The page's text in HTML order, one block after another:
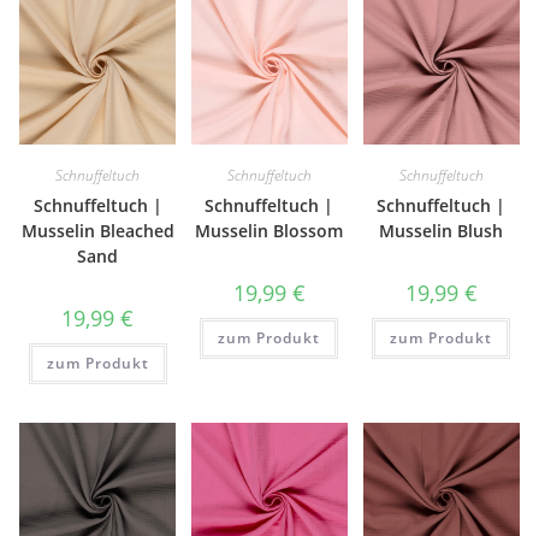
Schnuffeltuch
Schnuffeltuch |
Musselin Bleached
Sand
19,99€
zum Produkt
Schnuffeltuch
Schnuffeltuch |
Musselin Blossom
19,99 €
zum Produkt
Schnuffeltuch
Schnuffeltuch |
Musselin Blush
19,99 €
zum Produkt